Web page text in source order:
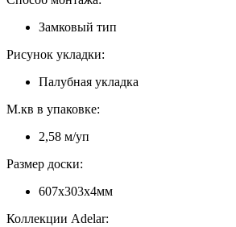
Замковый тип
Рисунок укладки:
Палубная укладка
М.кв в упаковке:
2,58 м/уп
Размер доски:
607х303х4мм
Коллекции Adelar: